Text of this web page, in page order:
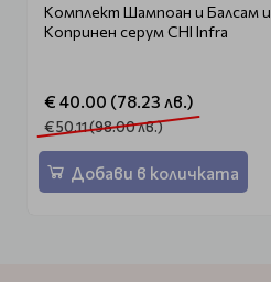
Комплект Шампоан и Балсам и
Копринен серум CHI Infra
€ 40.00 (78.23 лв.)
€ 50.11 (98.00 лв.)
Добави в количката